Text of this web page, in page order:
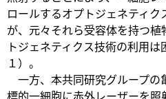
ロールするオプトジェネティ
が、元々それら受容体を持つ
トジェネティクス技術の利用
１）。
一方、本共同研究グループの
標的一細胞に赤外レーザーを照